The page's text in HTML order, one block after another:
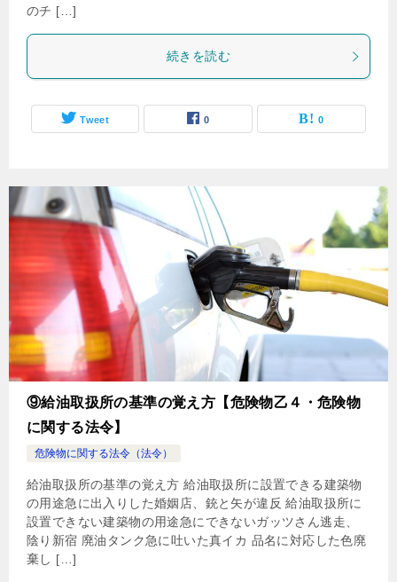
のチ […]
続きを読む
Tweet 0 0
⑨給油取扱所の基準の覚え方【危険物乙４・危険物
に関する法令】
危険物に関する法令（法令）
給油取扱所の基準の覚え方 給油取扱所に設置できる建築物
の用途急に出入りした婚姻店、銃と矢が違反 給油取扱所に
設置できない建築物の用途急にできないガッツさん逃走、
陰り新宿 廃油タンク急に吐いた真イカ 品名に対応した色廃
棄し […]